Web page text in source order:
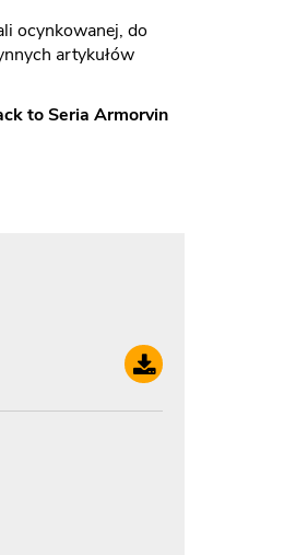
ocynkowanej, do
artykułów
to Seria Armorvin